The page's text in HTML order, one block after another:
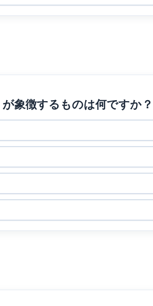
象徴するものは何ですか？